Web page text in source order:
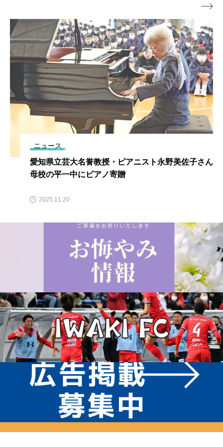
ニュース
愛知県立芸大名誉教授・ピアニスト永野美佐子さん
母校の平一中にピアノ寄贈
2025.11.20
